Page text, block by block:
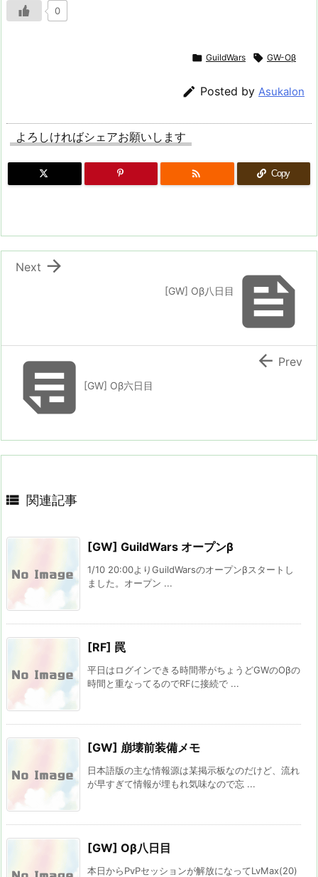
0
 GuildWars  GW-Oβ
 Posted by Asukalon
よろしければシェアお願いします
 Copy

[GW] Oβ八日目

Next
[GW] Oβ六日目
 Prev
 関連記事
[GW] GuildWars オープンβ
1/10 20:00よりGuildWarsのオープンβスタートし
ました。オープン ...
[RF] 罠
平日はログインできる時間帯がちょうどGWのOβの
時間と重なってるのでRFに接続で ...
[GW] 崩壊前装備メモ
日本語版の主な情報源は某掲示板なのだけど、流れ
が早すぎて情報が埋もれ気味なので忘 ...
[GW] Oβ八日目
本日からPvPセッションが解放になってLvMax(20)